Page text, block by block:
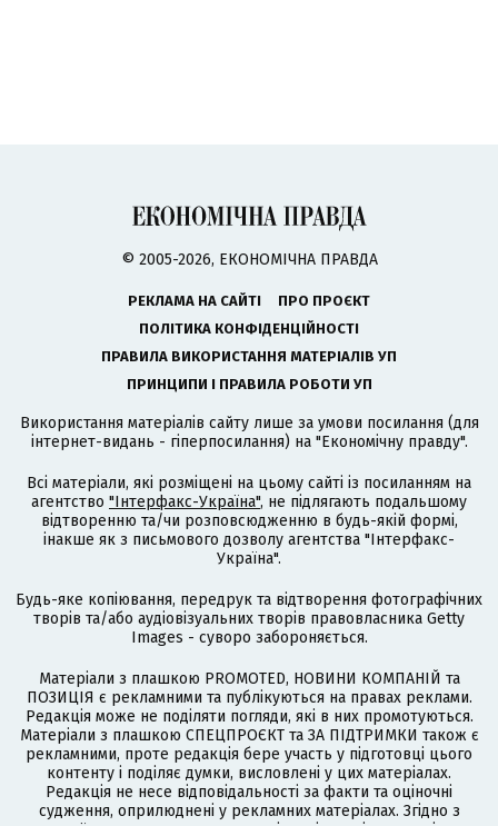
© 2005-2026, ЕКОНОМІЧНА ПРАВДА
РЕКЛАМА НА САЙТІ
ПРО ПРОЄКТ
ПОЛІТИКА КОНФІДЕНЦІЙНОСТІ
ПРАВИЛА ВИКОРИСТАННЯ МАТЕРІАЛІВ УП
ПРИНЦИПИ І ПРАВИЛА РОБОТИ УП
Використання матеріалів сайту лише за умови посилання (для
інтернет-видань - гіперпосилання) на "Економічну правду".
Всі матеріали, які розміщені на цьому сайті із посиланням на
агентство "Інтерфакс-Україна", не підлягають подальшому
відтворенню та/чи розповсюдженню в будь-якій формі,
інакше як з письмового дозволу агентства "Інтерфакс-
Україна".
Будь-яке копіювання, передрук та відтворення фотографічних
творів та/або аудіовізуальних творів правовласника Getty
Images - суворо забороняється.
Матеріали з плашкою PROMOTED, НОВИНИ КОМПАНІЙ та
ПОЗИЦІЯ є рекламними та публікуються на правах реклами.
Редакція може не поділяти погляди, які в них промотуються.
Матеріали з плашкою СПЕЦПРОЄКТ та ЗА ПІДТРИМКИ також є
рекламними, проте редакція бере участь у підготовці цього
контенту і поділяє думки, висловлені у цих матеріалах.
Редакція не несе відповідальності за факти та оціночні
судження, оприлюднені у рекламних матеріалах. Згідно з